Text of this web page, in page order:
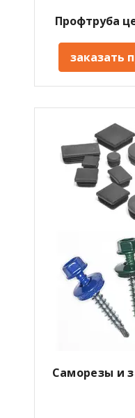
Профтруба
заказать
Саморезы и